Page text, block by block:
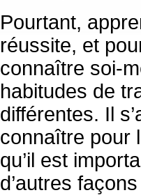
Pourtant,
réussite, et
connaître soi-
habitudes de
différentes. Il
connaître pour
qu’il est
d’autres